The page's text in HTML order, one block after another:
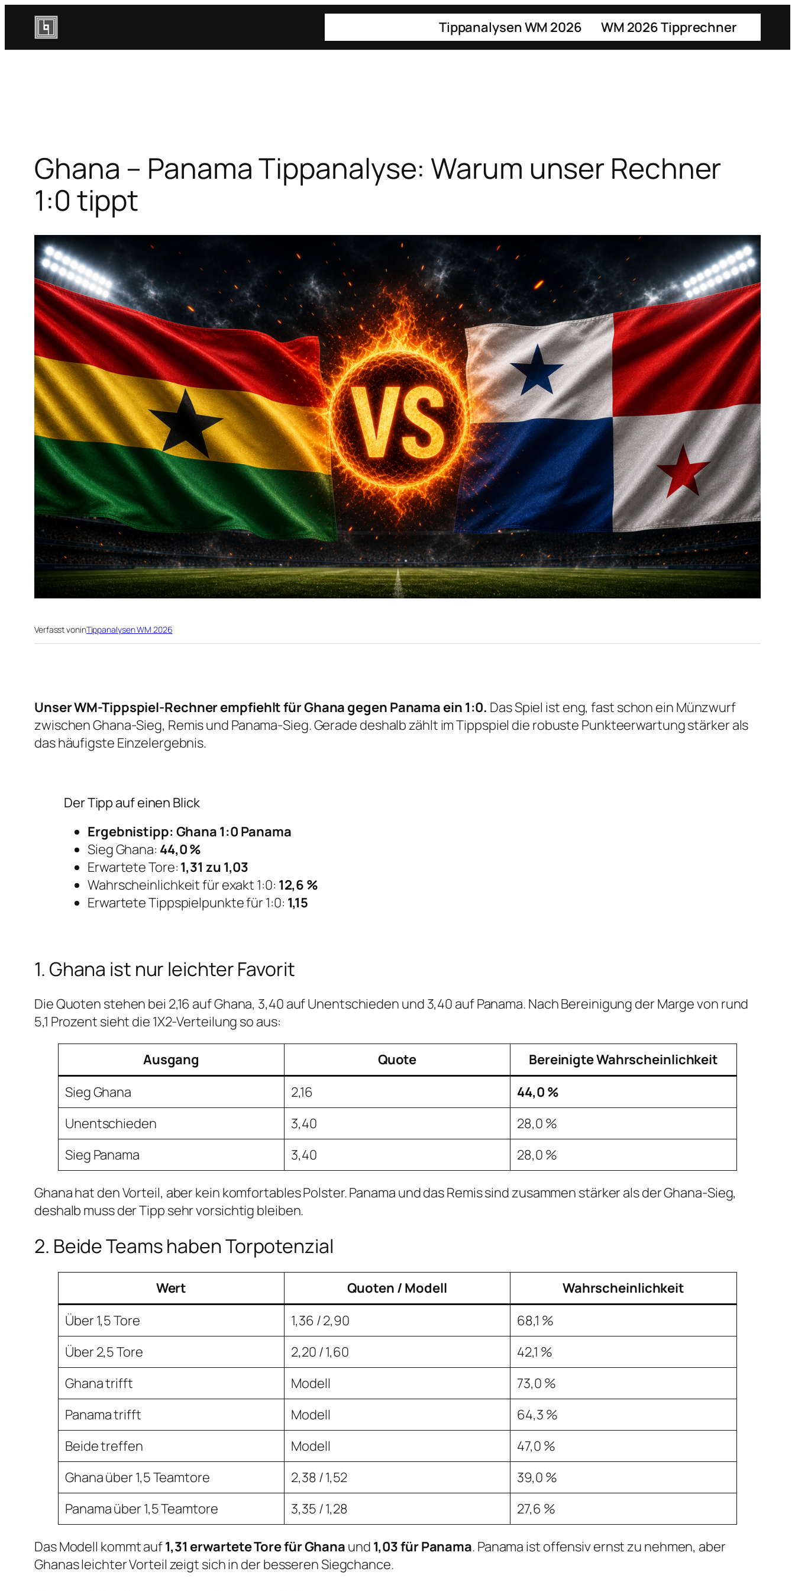
Inhalt
springen
Tippanalysen WM 2026 WM 2026 Tipprechner
Ghana – Panama Tippanalyse: Warum unser Rechner
1:0 tippt
Verfasst voninTippanalysen WM 2026
Unser WM-Tippspiel-Rechner empfiehlt für Ghana gegen Panama ein 1:0. Das Spiel ist eng, fast schon ein Münzwurf
zwischen Ghana-Sieg, Remis und Panama-Sieg. Gerade deshalb zählt im Tippspiel die robuste Punkteerwartung stärker als
das häufigste Einzelergebnis.
Der Tipp auf einen Blick
Ergebnistipp: Ghana 1:0 Panama
Sieg Ghana: 44,0 %
Erwartete Tore: 1,31 zu 1,03
Wahrscheinlichkeit für exakt 1:0: 12,6 %
Erwartete Tippspielpunkte für 1:0: 1,15
1. Ghana ist nur leichter Favorit
Die Quoten stehen bei 2,16 auf Ghana, 3,40 auf Unentschieden und 3,40 auf Panama. Nach Bereinigung der Marge von rund
5,1 Prozent sieht die 1X2-Verteilung so aus:
Ausgang Quote
Bereinigte Wahrscheinlichkeit
Sieg Ghana
2,16
44,0 %
Unentschieden
3,40
28,0 %
Sieg Panama
3,40 28,0 %
Ghana hat den Vorteil, aber kein komfortables Polster. Panama und das Remis sind zusammen stärker als der Ghana-Sieg,
deshalb muss der Tipp sehr vorsichtig bleiben.
2. Beide Teams haben Torpotenzial
Wert Quoten / Modell
Wahrscheinlichkeit
Über 1,5 Tore
1,36 / 2,90
68,1 %
Über 2,5 Tore
2,20 / 1,60
42,1 %
Ghana trifft
Modell
73,0 %
Panama trifft
Modell
64,3 %
Beide treffen
Modell
47,0 %
Ghana über 1,5 Teamtore
2,38 / 1,52
39,0 %
Panama über 1,5 Teamtore
3,35 / 1,28 27,6 %
Das Modell kommt auf1,31 erwartete Tore für Ghana und 1,03 für Panama. Panama ist offensiv ernst zu nehmen, aber
Ghanas leichter Vorteil zeigt sich in der besseren Siegchance.